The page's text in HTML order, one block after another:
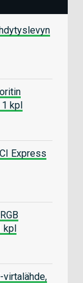
1 kpl
Express
kpl
virtalähde,